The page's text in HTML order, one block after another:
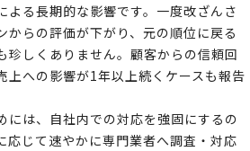
よる長期的な影響です。一度改ざんさ
からの評価が下がり、元の順位に戻る
珍しくありません。顧客からの信頼回
上への影響が1年以上続くケースも報告
には、自社内での対応を強固にするの
応じて速やかに専門業者へ調査・対応